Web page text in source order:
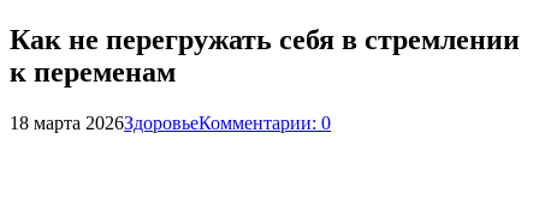
Как не перегружать себя в стремлении
к переменам
18 марта 2026ЗдоровьеКомментарии: 0